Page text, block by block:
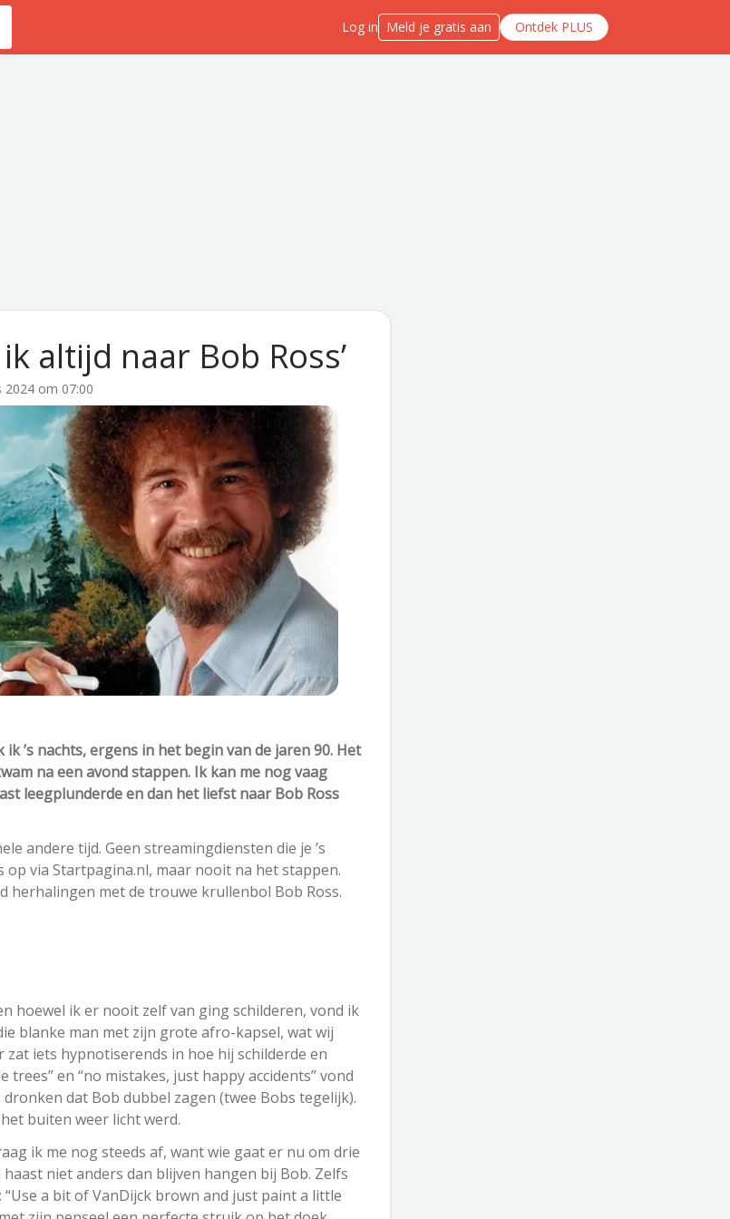
Log in Meld je gratis aan Ontdek PLUS
altijd naar Bob Ross’
2024 om 07:00
’s nachts, ergens in het begin van de jaren 90. Het
na een avond stappen. Ik kan me nog vaag
leegplunderde en dan het liefst naar Bob Ross
andere tijd. Geen streamingdiensten die je ’s
op via Startpagina.nl, maar nooit na het stappen.
herhalingen met de trouwe krullenbol Bob Ross.
hoewel ik er nooit zelf van ging schilderen, vond ik
blanke man met zijn grote afro-kapsel, wat wij
zat iets hypnotiserends in hoe hij schilderde en
en “no mistakes, just happy accidents” vond
dat Bob dubbel zagen (twee Bobs tegelijk).
buiten weer licht werd.
ik me nog steeds af, want wie gaat er nu om drie
niet anders dan blijven hangen bij Bob. Zelfs
a bit of VanDijck brown and just paint a little